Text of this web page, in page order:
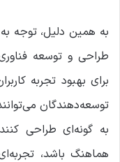
به همین دلیل، توجه
برای بهبود تجربه
توسعه‌دهندگان
به گونه‌ای طراحی
هماهنگ باشد،